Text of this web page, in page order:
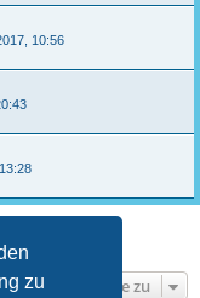
zu
10:56
1 von
Gehe zu